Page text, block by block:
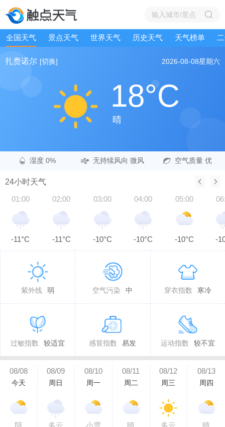
全国天气 景点天气 世界天气 历史天气 天气榜单
扎赉诺尔 [切换] 2026-08-08星期六
18°C
晴
湿度 0% 无持续风向 微风 空气质量 优
24小时天气
01:00
-11°C
02:00
-11°C
03:00
-10°C
04:00
-10°C
05:00
-10°C -
紫外线 弱 空气污染 中 穿衣指数 寒冷
过敏指数 较适宜 感冒指数 易发 运动指数 较不宜
08/08
今天
阴
08/09
周日
多云
08/10
周一
小雪
08/11
周二
晴
08/12
周三
多云
08/13
周四
晴